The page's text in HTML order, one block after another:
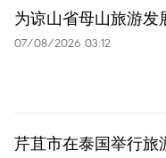
为谅山省母山旅游发
07/08/2026 03:12
芹苴市在泰国举行旅